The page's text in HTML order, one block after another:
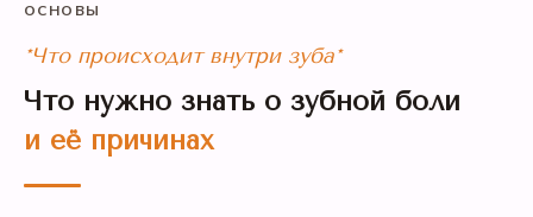
ОСНОВЫ
*Что происходит внутри зуба*
Что нужно знать о зубной боли
и её причинах